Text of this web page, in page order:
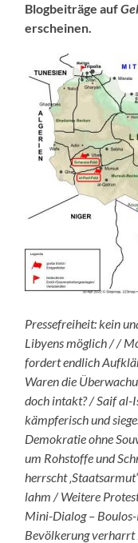
Blogbeiträge auf
erscheinen.
Pressefreiheit: kein
Libyens möglich / /
fordert endlich
Waren die
doch intakt? / Saif al-
kämpferisch und
Demokratie ohne
um Rohstoffe und
herrscht
lahm / Weitere
Mini-Dialog –
Bevölkerung verharrt